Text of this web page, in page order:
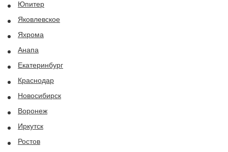
Юпитер
Яковлевское
Яхрома
Анапа
Екатеринбург
Краснодар
Новосибирск
Воронеж
Иркутск
Ростов